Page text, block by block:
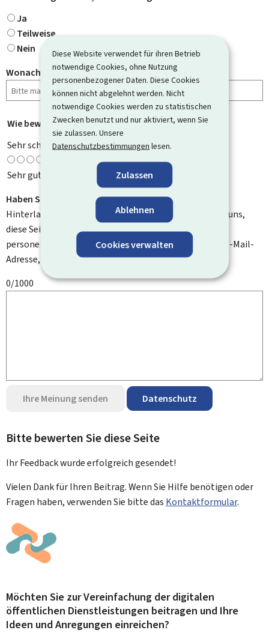
Diese Website verwendet für ihren Betrieb
notwendige Cookies, ohne Nutzung
personenbezogener Daten. Diese Cookies
können nicht abgelehnt werden. Nicht
notwendige Cookies werden zu statistischen
Zwecken benutzt und nur aktiviert, wenn Sie
sie zulassen. Unsere
Datenschutzbestimmungen lesen.
Zulassen
Ablehnen
Cookies verwalten
Ja
Teilweise
Nein
Wonach haben Sie gesucht?
Wie bewerten Sie diese Seite? *
Sehr schlecht
Sehr gut
Haben Sie Verbesserungsvorschläge?
Hinterlassen Sie uns einen Kommentar und helfen Sie uns,
diese Seite zu verbessern. Bitte geben Sie keine
personenbezogenen Daten an, wie zum Beispiel Ihre E-Mail-
Adresse, Ihren Namen oder Ihre Telefonnummer.
0/1000
Ihre Meinung senden Datenschutz
Bitte bewerten Sie diese Seite
Ihr Feedback wurdeerfolgreichgesendet!
Vielen Dank für Ihren Beitrag. Wenn Sie Hilfe benötigen oder
Fragen haben, verwenden Sie bitte das Kontaktformular.
Möchten Sie zur Vereinfachung der digitalen
öffentlichen Dienstleistungen beitragen und Ihre
Ideen und Anregungen einreichen?